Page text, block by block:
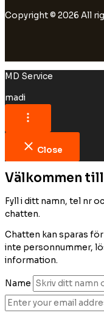
Copyright © 2026 All
MD Service
madi
Close
Välkommen
Fyll i ditt namn, tel nr
chatten.
Chatten kan sparas
inte personnummer,
information.
Name